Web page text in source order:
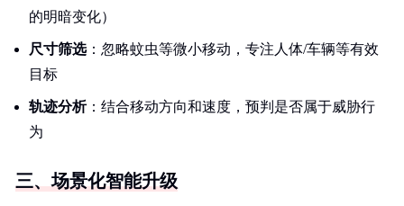
的明暗变化）
尺寸筛选：忽略蚊虫等微小移动，专注人体/车辆等有效
目标
轨迹分析：结合移动方向和速度，预判是否属于威胁行
为
三、场景化智能升级